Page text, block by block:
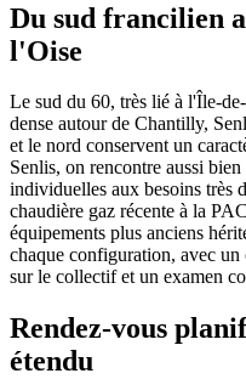
Du sud francilien
l'Oise
Le sud du 60, très lié à l'Île-
dense autour de Chantilly,
et le nord conservent un
Senlis, on rencontre aussi
individuelles aux besoins très
chaudière gaz récente à la
équipements plus anciens
chaque configuration, avec
sur le collectif et un examen
Rendez-vous
étendu